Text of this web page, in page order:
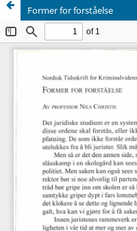
Former for forståelse